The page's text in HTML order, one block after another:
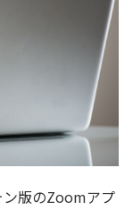
版のZoomアプ